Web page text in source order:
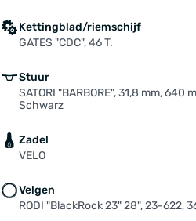
Kettingblad/riemschijf
GATES "CDC", 46 T.
Stuur
SATORI "BARBORE", 31,8 mm, 640
Schwarz
Zadel
VELO
Velgen
RODI "BlackRock 23" 28", 23-622,